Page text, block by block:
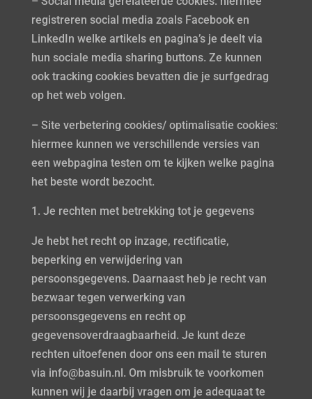
registreren social media zoals Facebook en
LinkedIn welke artikels en pagina’s je deelt via
hun sociale media sharing buttons. Ze kunnen
ook tracking cookies bevatten die je surfgedrag
op het web volgen.
– Site verbetering cookies/ optimalisatie cookies:
hiermee kunnen we verschillende versies van
een webpagina testen om te kijken welke pagina
het beste wordt bezocht.
Je rechten met betrekking tot je gegevens
Je hebt het recht op inzage, rectificatie,
beperking en verwijdering van
persoonsgegevens. Daarnaast heb je recht van
bezwaar tegen verwerking van
persoonsgegevens en recht op
gegevensoverdraagbaarheid. Je kunt deze
rechten uitoefenen door ons een mail te sturen
via info@basuin.nl. Om misbruik te voorkomen
kunnen wij je daarbij vragen om je adequaat te